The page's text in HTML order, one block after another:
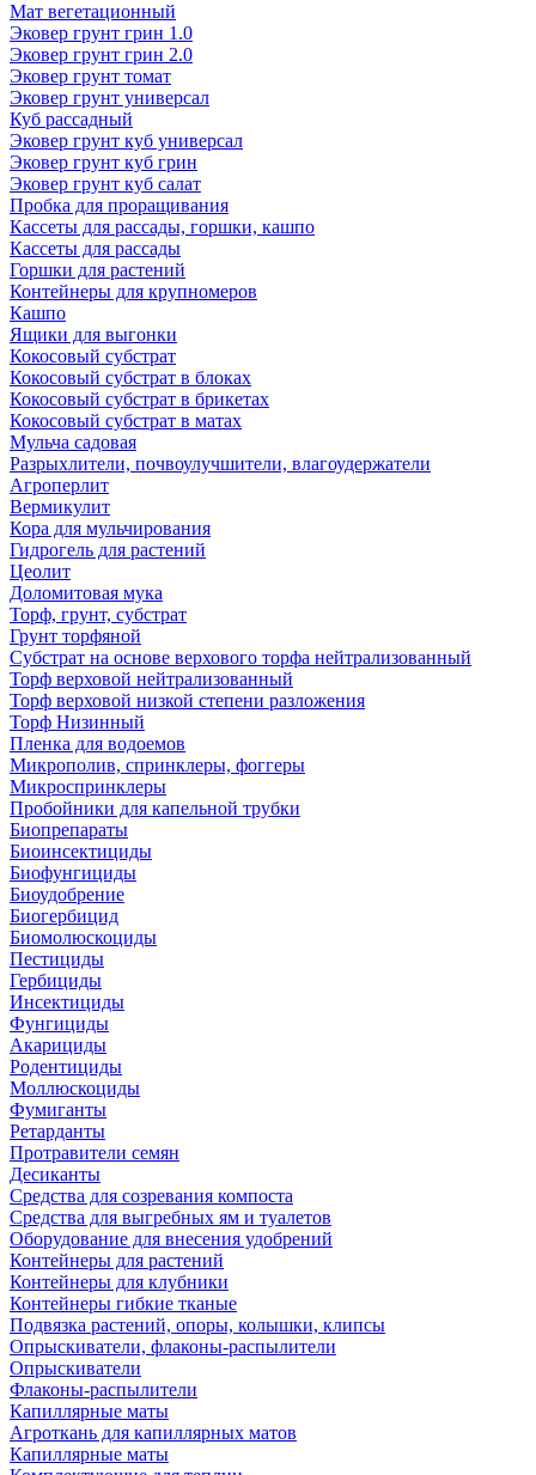
Мат вегетационный
Эковер грунт грин 1.0
Эковер грунт грин 2.0
Эковер грунт томат
Эковер грунт универсал
Куб рассадный
Эковер грунт куб универсал
Эковер грунт куб грин
Эковер грунт куб салат
Пробка для проращивания
Кассеты для рассады, горшки, кашпо
Кассеты для рассады
Горшки для растений
Контейнеры для крупномеров
Кашпо
Ящики для выгонки
Кокосовый субстрат
Кокосовый субстрат в блоках
Кокосовый субстрат в брикетах
Кокосовый субстрат в матах
Мульча садовая
Разрыхлители, почвоулучшители, влагоудержатели
Агроперлит
Вермикулит
Кора для мульчирования
Гидрогель для растений
Цеолит
Доломитовая мука
Торф, грунт, субстрат
Грунт торфяной
Субстрат на основе верхового торфа нейтрализованный
Торф верховой нейтрализованный
Торф верховой низкой степени разложения
Торф Низинный
Пленка для водоемов
Микрополив, спринклеры, фоггеры
Микроспринклеры
Пробойники для капельной трубки
Биопрепараты
Биоинсектициды
Биофунгициды
Биоудобрение
Биогербицид
Биомолюскоциды
Пестициды
Гербициды
Инсектициды
Фунгициды
Акарициды
Родентициды
Моллюскоциды
Фумиганты
Ретарданты
Протравители семян
Десиканты
Средства для созревания компоста
Средства для выгребных ям и туалетов
Оборудование для внесения удобрений
Контейнеры для растений
Контейнеры для клубники
Контейнеры гибкие тканые
Подвязка растений, опоры, колышки, клипсы
Опрыскиватели, флаконы-распылители
Опрыскиватели
Флаконы-распылители
Капиллярные маты
Агроткань для капиллярных матов
Капиллярные маты